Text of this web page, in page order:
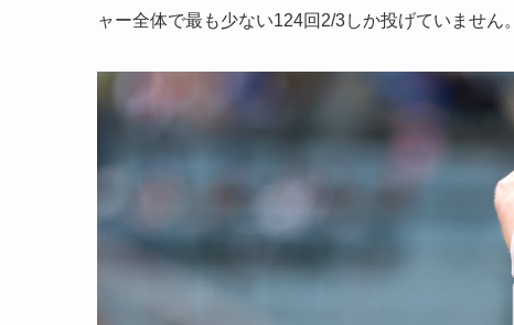
ャー全体で最も少ない124回2/3しか投げていません。